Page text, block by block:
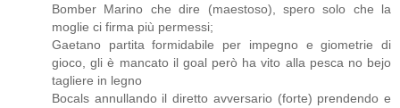
Bomber Marino che dire (maestoso), spero solo che la
moglie ci firma più permessi;
Gaetano partita formidabile per impegno e giometrie di
gioco, gli è mancato il goal però ha vito alla pesca no bejo
tagliere in legno
Bocals annullando il diretto avversario (forte) prendendo e